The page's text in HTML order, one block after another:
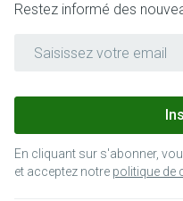
Restez informé des
En cliquant sur s'abonner,
et acceptez notre politique de